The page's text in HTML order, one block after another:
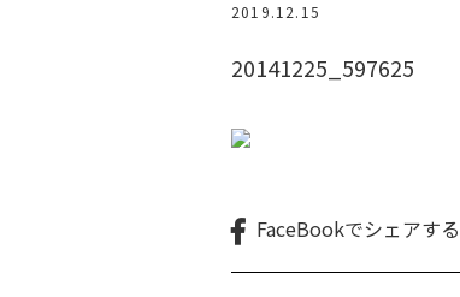
2019.12.15
20141225_597625
FaceBookでシェアする